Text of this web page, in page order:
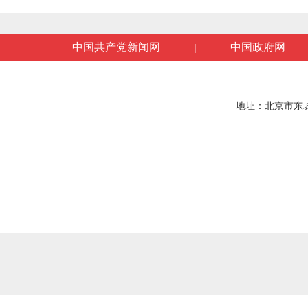
中国共产党新闻网 | 中国政府网
地址：北京市东